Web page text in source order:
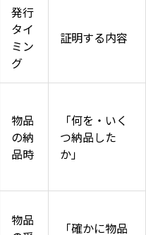
発行
タイ
ミン
グ
証明する内容
物品
の納
品時
「何を・いく
つ納品した
か」
物品
「確かに物品